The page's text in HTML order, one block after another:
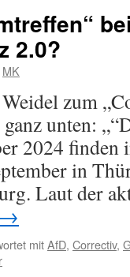
2.0?
MK
zum
unten:
2024 finden
in
Laut der
→
mitAfD, Correctiv,